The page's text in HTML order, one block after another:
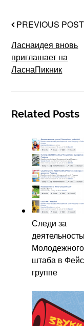
PREVIOUS POST
Ласнаидея вновь
приглашает на
ЛаснаПикник
Related Posts
Следи за
Молодежного
штаба в
группе